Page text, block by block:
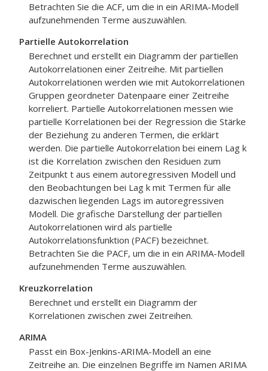
Betrachten Sie die ACF, um die in ein ARIMA-Modell
aufzunehmenden Terme auszuwählen.
Partielle Autokorrelation
Berechnet und erstellt ein Diagramm der partiellen
Autokorrelationen einer Zeitreihe. Mit partiellen
Autokorrelationen werden wie mit Autokorrelationen
Gruppen geordneter Datenpaare einer Zeitreihe
korreliert. Partielle Autokorrelationen messen wie
partielle Korrelationen bei der Regression die Stärke
der Beziehung zu anderen Termen, die erklärt
werden. Die partielle Autokorrelation bei einem Lag k
ist die Korrelation zwischen den Residuen zum
Zeitpunkt t aus einem autoregressiven Modell und
den Beobachtungen bei Lag k mit Termen für alle
dazwischen liegenden Lags im autoregressiven
Modell. Die grafische Darstellung der partiellen
Autokorrelationen wird als partielle
Autokorrelationsfunktion (PACF) bezeichnet.
Betrachten Sie die PACF, um die in ein ARIMA-Modell
aufzunehmenden Terme auszuwählen.
Kreuzkorrelation
Berechnet und erstellt ein Diagramm der
Korrelationen zwischen zwei Zeitreihen.
ARIMA
Passt ein Box-Jenkins-ARIMA-Modell an eine
Zeitreihe an. Die einzelnen Begriffe im Namen ARIMA